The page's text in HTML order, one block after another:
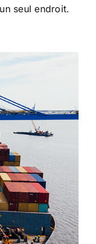
seul endroit.